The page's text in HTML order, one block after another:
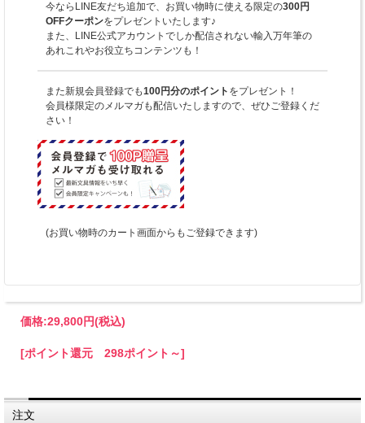
今ならLINE友だち追加で、お買い物時に使える限定の300円
OFFクーポンをプレゼントいたします♪
また、LINE公式アカウントでしか配信されない輸入万年筆の
あれこれやお役立ちコンテンツも！
また新規会員登録でも100円分のポイント をプレゼント！
会員様限定のメルマガも配信いたしますので、ぜひご登録くだ
さい！
(お買い物時のカート画面からもご登録できます)
価格:29,800円(税込)
[ポイント還元 298ポイント～]
注文